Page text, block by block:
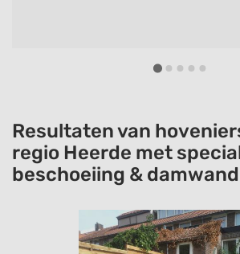
Resultaten van
regio Heerde met
beschoeiing & damwand